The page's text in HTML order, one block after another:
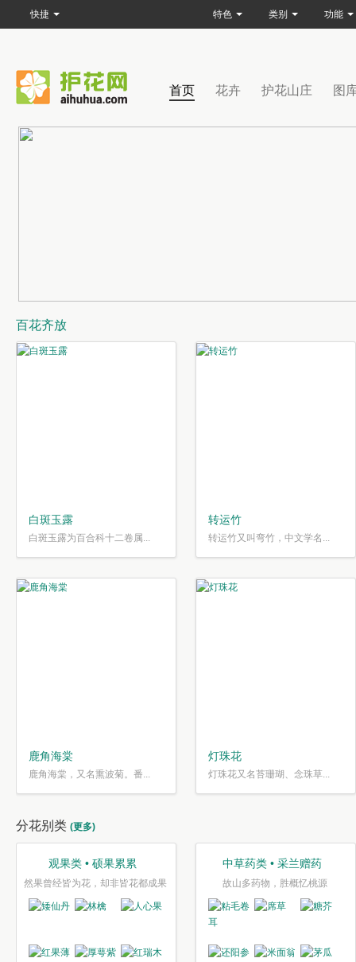
首页 花卉 护花山庄 图
百花齐放
白斑玉露
白斑玉露为百合科十二卷属...
转运竹
转运竹又叫弯竹，中文学名...
鹿角海棠
鹿角海棠，又名熏波菊。番...
灯珠花
灯珠花又名苔珊瑚、念珠草...
分花别类 (更多)
观果类 • 硕果累累
然果曾经皆为花，却非皆花都成果
中草药类 • 采兰赠药
故山多药物，胜概忆桃源
快捷 特色 类别 功能